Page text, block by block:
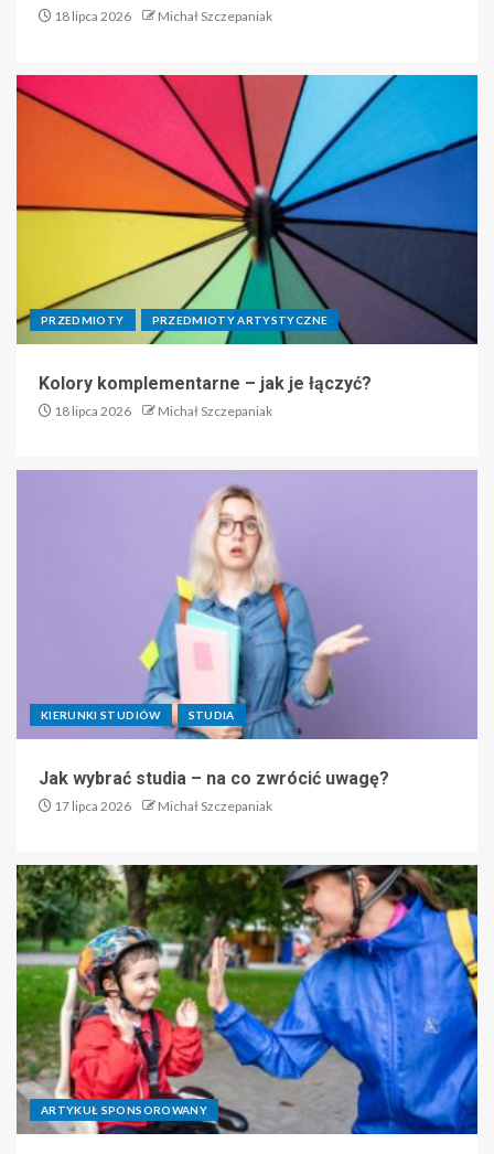
18 lipca 2026 Michał Szczepaniak
PRZEDMIOTY PRZEDMIOTY ARTYSTYCZNE
Kolory komplementarne – jak je łączyć?
18 lipca 2026 Michał Szczepaniak
KIERUNKI STUDIÓW STUDIA
Jak wybrać studia – na co zwrócić uwagę?
17 lipca 2026 Michał Szczepaniak
ARTYKUŁ SPONSOROWANY